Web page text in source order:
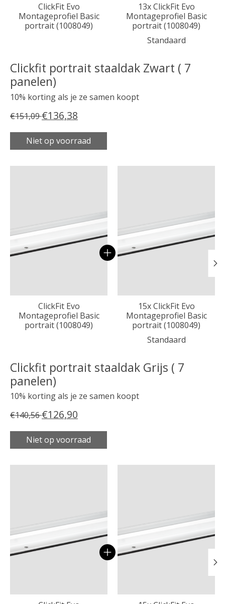
ClickFit Evo
Montageprofiel Basic
portrait (1008049)
13x ClickFit Evo
Montageprofiel Basic
portrait (1008049)
Standaard
Clickfit portrait staaldak Zwart ( 7
panelen)
10% korting als je ze samen koopt
€151,09€136,38
Niet op voorraad
ClickFit Evo
Montageprofiel Basic
portrait (1008049)
15x ClickFit Evo
Montageprofiel Basic
portrait (1008049)
Standaard
Clickfit portrait staaldak Grijs ( 7
panelen)
10% korting als je ze samen koopt
€140,56€126,90
Niet op voorraad